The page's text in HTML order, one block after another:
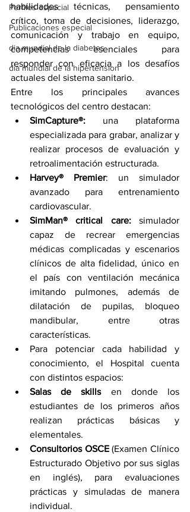
Perfiles especial
Publicaciones especial
dia mundial de la diabetes
dia mundial de la hipertension
habilidades técnicas, pensamiento
crítico, toma de decisiones, liderazgo,
comunicación y trabajo en equipo,
competencias esenciales para
responder con eficacia a los desafíos
actuales del sistema sanitario.
Entre los principales avances
tecnológicos del centro destacan:
SimCapture®: una plataforma
especializada para grabar, analizar y
realizar procesos de evaluación y
retroalimentación estructurada.
Harvey® Premier: un simulador
avanzado para entrenamiento
cardiovascular.
SimMan® critical care: simulador
capaz de recrear emergencias
médicas complicadas y escenarios
clínicos de alta fidelidad, único en
el país con ventilación mecánica
imitando pulmones, además de
dilatación de pupilas, bloqueo
mandibular, entre otras
características.
Para potenciar cada habilidad y
conocimiento, el Hospital cuenta
con distintos espacios:
Salas de skills en donde los
estudiantes de los primeros años
realizan prácticas básicas y
elementales.
Consultorios OSCE (Examen Clínico
Estructurado Objetivo por sus siglas
en inglés), para evaluaciones
prácticas y simuladas de manera
individual.